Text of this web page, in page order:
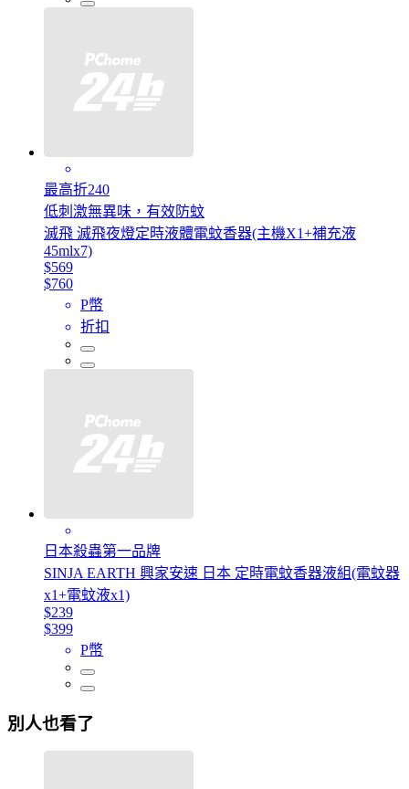
最高折240
低刺激無異味，有效防蚊
滅飛 滅飛夜燈定時液體電蚊香器(主機X1+補充液
45mlx7)
$569
$760
P幣
折扣
日本殺蟲第一品牌
SINJA EARTH 興家安速 日本 定時電蚊香器液組(電蚊器
x1+電蚊液x1)
$239
$399
P幣
別人也看了